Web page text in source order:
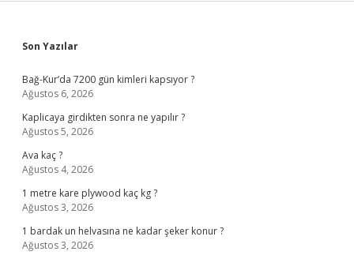
Sidebar
Son Yazılar
Bağ-Kur’da 7200 gün kimleri kapsıyor ?
Ağustos 6, 2026
Kaplicaya girdikten sonra ne yapılır ?
Ağustos 5, 2026
Ava kaç ?
Ağustos 4, 2026
1 metre kare plywood kaç kg ?
Ağustos 3, 2026
1 bardak un helvasına ne kadar şeker konur ?
Ağustos 3, 2026